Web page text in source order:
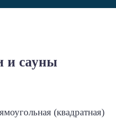
и сауны
(квадратная)